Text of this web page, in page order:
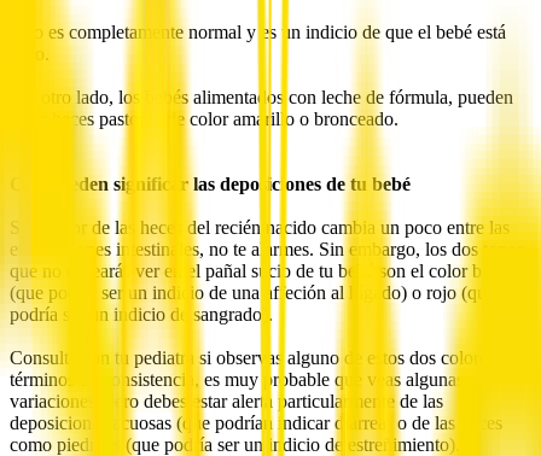
Esto es completamente normal y es un indicio de que el bebé está
sano.
Por otro lado, los bebés alimentados con leche de fórmula, pueden
tener heces pastosas de color amarillo o bronceado.
Qué pueden significar las deposiciones de tu bebé
Si el color de las heces del recién nacido cambia un poco entre las
evacuaciones intestinales, no te alarmes. Sin embargo, los dos tonos
que no desearás ver en el pañal sucio de tu bebé son el color blanco
(que podría ser un indicio de una affeción al hígado) o rojo (que
podría ser un indicio de sangrado).
Consulta con tu pediatra si observas alguno de estos dos colores. En
términos de consistencia, es muy probable que veas algunas
variaciones, pero debes estar alerta particularmente de las
deposiciones acuosas (que podrían indicar diarrea) o de las heces
como piedritas (que podría ser un indicio de estreñimiento).